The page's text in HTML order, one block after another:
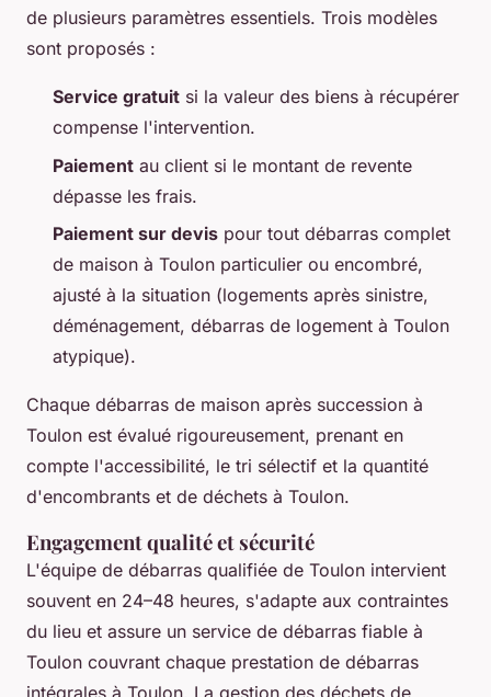
de plusieurs paramètres essentiels. Trois modèles
sont proposés :
Service gratuit si la valeur des biens à récupérer
compense l'intervention.
Paiement au client si le montant de revente
dépasse les frais.
Paiement sur devis pour tout débarras complet
de maison à Toulon particulier ou encombré,
ajusté à la situation (logements après sinistre,
déménagement, débarras de logement à Toulon
atypique).
Chaque débarras de maison après succession à
Toulon est évalué rigoureusement, prenant en
compte l'accessibilité, le tri sélectif et la quantité
d'encombrants et de déchets à Toulon.
Engagement qualité et sécurité
L'équipe de débarras qualifiée de Toulon intervient
souvent en 24–48 heures, s'adapte aux contraintes
du lieu et assure un service de débarras fiable à
Toulon couvrant chaque prestation de débarras
intégrales à Toulon. La gestion des déchets de